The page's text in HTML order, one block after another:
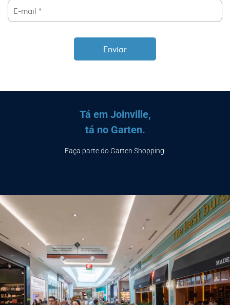
Tá em Joinville,
tá no Garten.
Faça parte do Garten Shopping.